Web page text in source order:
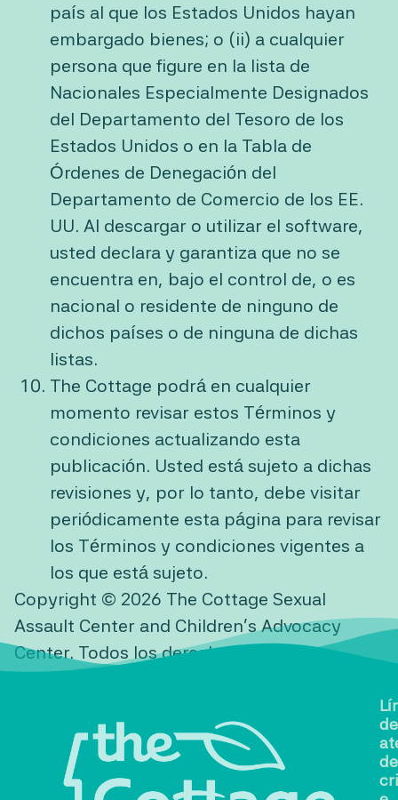
país al que los Estados Unidos hayan
embargado bienes; o (ii) a cualquier
persona que figure en la lista de
Nacionales Especialmente Designados
del Departamento del Tesoro de los
Estados Unidos o en la Tabla de
Órdenes de Denegación del
Departamento de Comercio de los EE.
UU. Al descargar o utilizar el software,
usted declara y garantiza que no se
encuentra en, bajo el control de, o es
nacional o residente de ninguno de
dichos países o de ninguna de dichas
listas.
The Cottage podrá en cualquier
momento revisar estos Términos y
condiciones actualizando esta
publicación. Usted está sujeto a dichas
revisiones y, por lo tanto, debe visitar
periódicamente esta página para revisar
los Términos y condiciones vigentes a
los que está sujeto.
Copyright © 2026 The Cottage Sexual
Assault Center and Children’s Advocacy
Center. Todos los derechos reservados.
de
de